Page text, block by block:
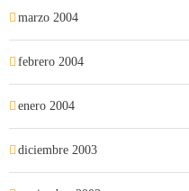
marzo 2004
febrero 2004
enero 2004
diciembre 2003